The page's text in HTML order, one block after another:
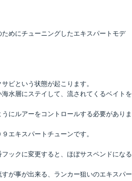
めにチューニングしたエキスパートモデ
ビという状態が起こります。
水層にステイして、流されてくるベイトを
にルアーをコントロールする必要がありま
エキスパートチューンです。
ックに変更すると、ほぼサスペンドになる
が事が出来る、ランカー狙いのエキスパー